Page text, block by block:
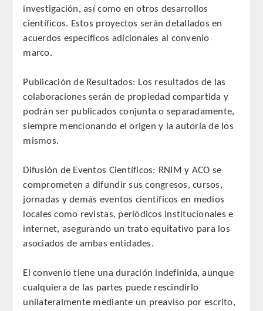
Número de Medalla
CORRESPONDIENTES
CORRESPONDIENTES EXTRANJEROS
Número
investigación, así como en otros desarrollos
científicos. Estos proyectos serán detallados en
acuerdos específicos adicionales al convenio
marco.
Publicación de Resultados: Los resultados de las
colaboraciones serán de propiedad compartida y
podrán ser publicados conjunta o separadamente,
siempre mencionando el origen y la autoría de los
mismos.
Difusión de Eventos Científicos: RNIM y ACO se
comprometen a difundir sus congresos, cursos,
jornadas y demás eventos científicos en medios
locales como revistas, periódicos institucionales e
internet, asegurando un trato equitativo para los
asociados de ambas entidades.
El convenio tiene una duración indefinida, aunque
cualquiera de las partes puede rescindirlo
unilateralmente mediante un preaviso por escrito,